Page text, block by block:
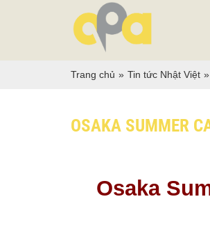
Trang chủ » Tin tức Nhật Việt »
OSAKA SUMMER
Osaka